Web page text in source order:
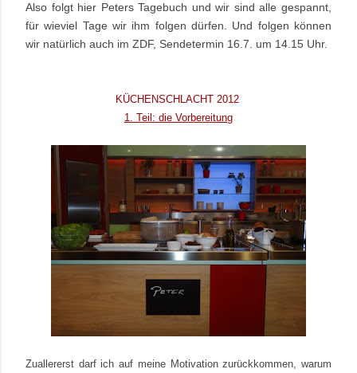
Also folgt hier Peters Tagebuch und wir sind alle gespannt,
für wieviel Tage wir ihm folgen dürfen. Und folgen können
wir natürlich auch im ZDF, Sendetermin 16.7. um 14.15 Uhr.
KÜCHENSCHLACHT 2012
1. Teil: die Vorbereitung
Zuallererst darf ich auf meine Motivation zurückkommen, warum